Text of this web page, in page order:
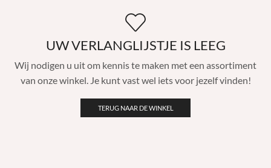
UW VERLANGLIJSTJE IS LEEG
Wij nodigen u uit om kennis te maken met een assortiment
van onze winkel. Je kunt vast wel iets voor jezelf vinden!
TERUG NAAR DE WINKEL